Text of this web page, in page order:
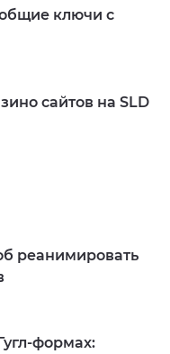
ключи с
сайтов на SLD
реанимировать
формах: